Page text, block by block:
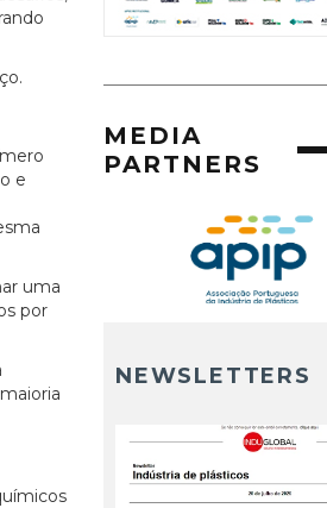
e
uma
por
MEDIA
PARTNERS
NEWSLETTERS